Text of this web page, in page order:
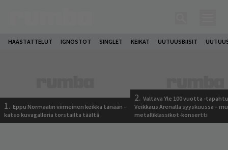
HAASTATTELUT IGNOSTOT SINGLET KEIKAT UUTUUSBIISIT
1. Eppu Normaalin viimeinen keikka tänään –
katso kuvagalleria torstailta täältä
2. Valtava Yle 100 vuotta -
Veikkaus Arenalla syyskuussa –
metalliklassikot-konsertti